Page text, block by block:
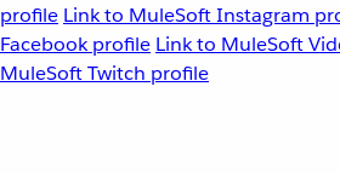
profile Link to MuleSoft Instagram
Facebook profile Link to MuleSoft
MuleSoft Twitch profile